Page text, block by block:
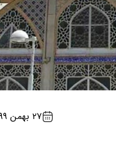
۲۷ بهمن ۱۳۹۹